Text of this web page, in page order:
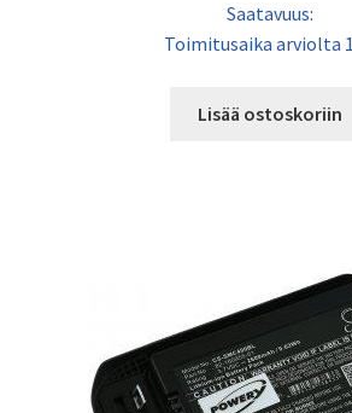
Saatavuus:
Toimitusaika arviolta
Lisää ostoskoriin